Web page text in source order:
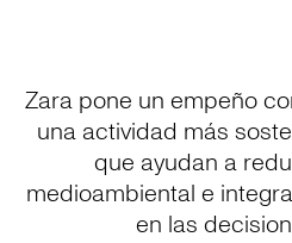
Zara pone un empeño
una actividad más
que ayudan a
medioambiental e
en las